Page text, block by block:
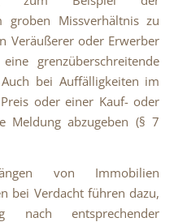
groben Missverhältnis zu
Veräußerer oder Erwerber
grenzüberschreitende
bei Auffälligkeiten im
oder einer Kauf- oder
Meldung abzugeben (§ 7
von Immobilien
bei Verdacht führen dazu,
nach entsprechender